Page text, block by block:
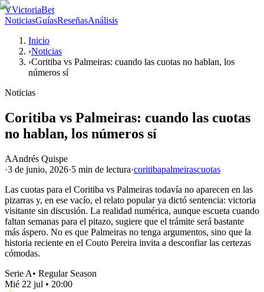
VVictoriaBet
NoticiasGuíasReseñasAnálisis
Inicio
›Noticias
›Coritiba vs Palmeiras: cuando las cuotas no hablan, los
números sí
Noticias
Coritiba vs Palmeiras: cuando las cuotas
no hablan, los números sí
AAndrés Quispe
·3 de junio, 2026·5 min de lectura·coritibapalmeirascuotas
Las cuotas para el Coritiba vs Palmeiras todavía no aparecen en las
pizarras y, en ese vacío, el relato popular ya dictó sentencia: victoria
visitante sin discusión. La realidad numérica, aunque escueta cuando
faltan semanas para el pitazo, sugiere que el trámite será bastante
más áspero. No es que Palmeiras no tenga argumentos, sino que la
historia reciente en el Couto Pereira invita a desconfiar las certezas
cómodas.
Serie A• Regular Season
Mié 22 jul • 20:00